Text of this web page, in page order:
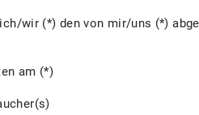
wir (*) den von mir/uns (*)
am (*)